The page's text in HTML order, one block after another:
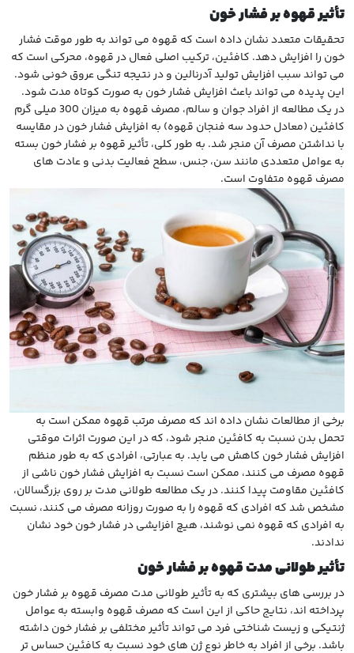
تأثیر قهوه بر فشار خون
تحقیقات متعدد نشان داده است که قهوه می تواند به طور موقت فشار
خون را افزایش دهد. کافئین، ترکیب اصلی فعال در قهوه، محرکی است که
می تواند سبب افزایش تولید آدرنالین و در نتیجه تنگی عروق خونی شود.
این پدیده می تواند باعث افزایش فشار خون به صورت کوتاه مدت شود.
در یک مطالعه از افراد جوان و سالم، مصرف قهوه به میزان 300 میلی گرم
کافئین (معادل حدود سه فنجان قهوه) به افزایش فشار خون در مقایسه
با نداشتن مصرف آن منجر شد. به طور کلی، تأثیر قهوه بر فشار خون بسته
به عوامل متعددی مانند سن، جنس، سطح فعالیت بدنی و عادت های
مصرف قهوه متفاوت است.
برخی از مطالعات نشان داده اند که مصرف مرتب قهوه ممکن است به
تحمل بدن نسبت به کافئین منجر شود، که در این صورت اثرات موقتی
افزایش فشار خون کاهش می یابد. به عبارتی، افرادی که به طور منظم
قهوه مصرف می کنند، ممکن است نسبت به افزایش فشار خون ناشی از
کافئین مقاومت پیدا کنند. در یک مطالعه طولانی مدت بر روی بزرگسالان،
مشخص شد که افرادی که قهوه را به صورت روزانه مصرف می کنند، نسبت
به افرادی که قهوه نمی نوشند، هیچ افزایشی در فشار خون خود نشان
ندادند.
تأثیر طولانی مدت قهوه بر فشار خون
در بررسی های بیشتری که به تأثیر طولانی مدت مصرف قهوه بر فشار خون
پرداخته اند، نتایج حاکی از این است که مصرف قهوه وابسته به عوامل
ژنتیکی و زیست شناختی فرد می تواند تأثیر مختلفی بر فشار خون داشته
باشد. برخی از افراد به خاطر نوع ژن های خود نسبت به کافئین حساس تر